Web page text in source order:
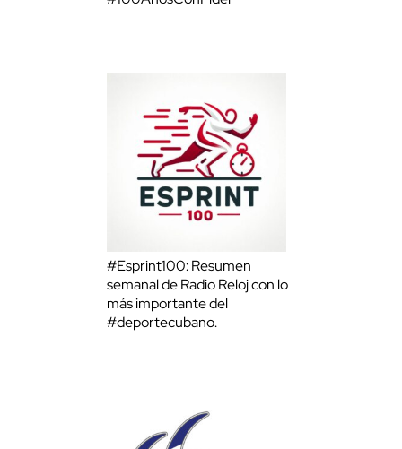
#Esprint100: Resumen
semanal de Radio Reloj con lo
más importante del
#deportecubano.